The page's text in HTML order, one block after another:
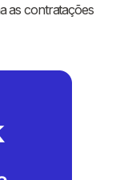
as contratações